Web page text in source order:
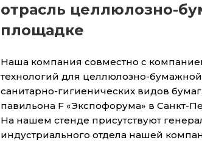
отрасль целлюлозно-
площадке
Наша компания совместно с
технологий для целлюлозно-
санитарно-гигиенических видов
павильона F «Экспофорума» в Санкт-
На нашем стенде присутствуют
индустриального отдела нашей